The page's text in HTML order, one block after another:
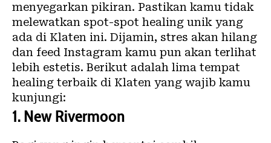
menyegarkan pikiran. Pastikan kamu tidak
melewatkan spot-spot healing unik yang
ada di Klaten ini. Dijamin, stres akan hilang
dan feed Instagram kamu pun akan terlihat
lebih estetis. Berikut adalah lima tempat
healing terbaik di Klaten yang wajib kamu
kunjungi:
1. New Rivermoon